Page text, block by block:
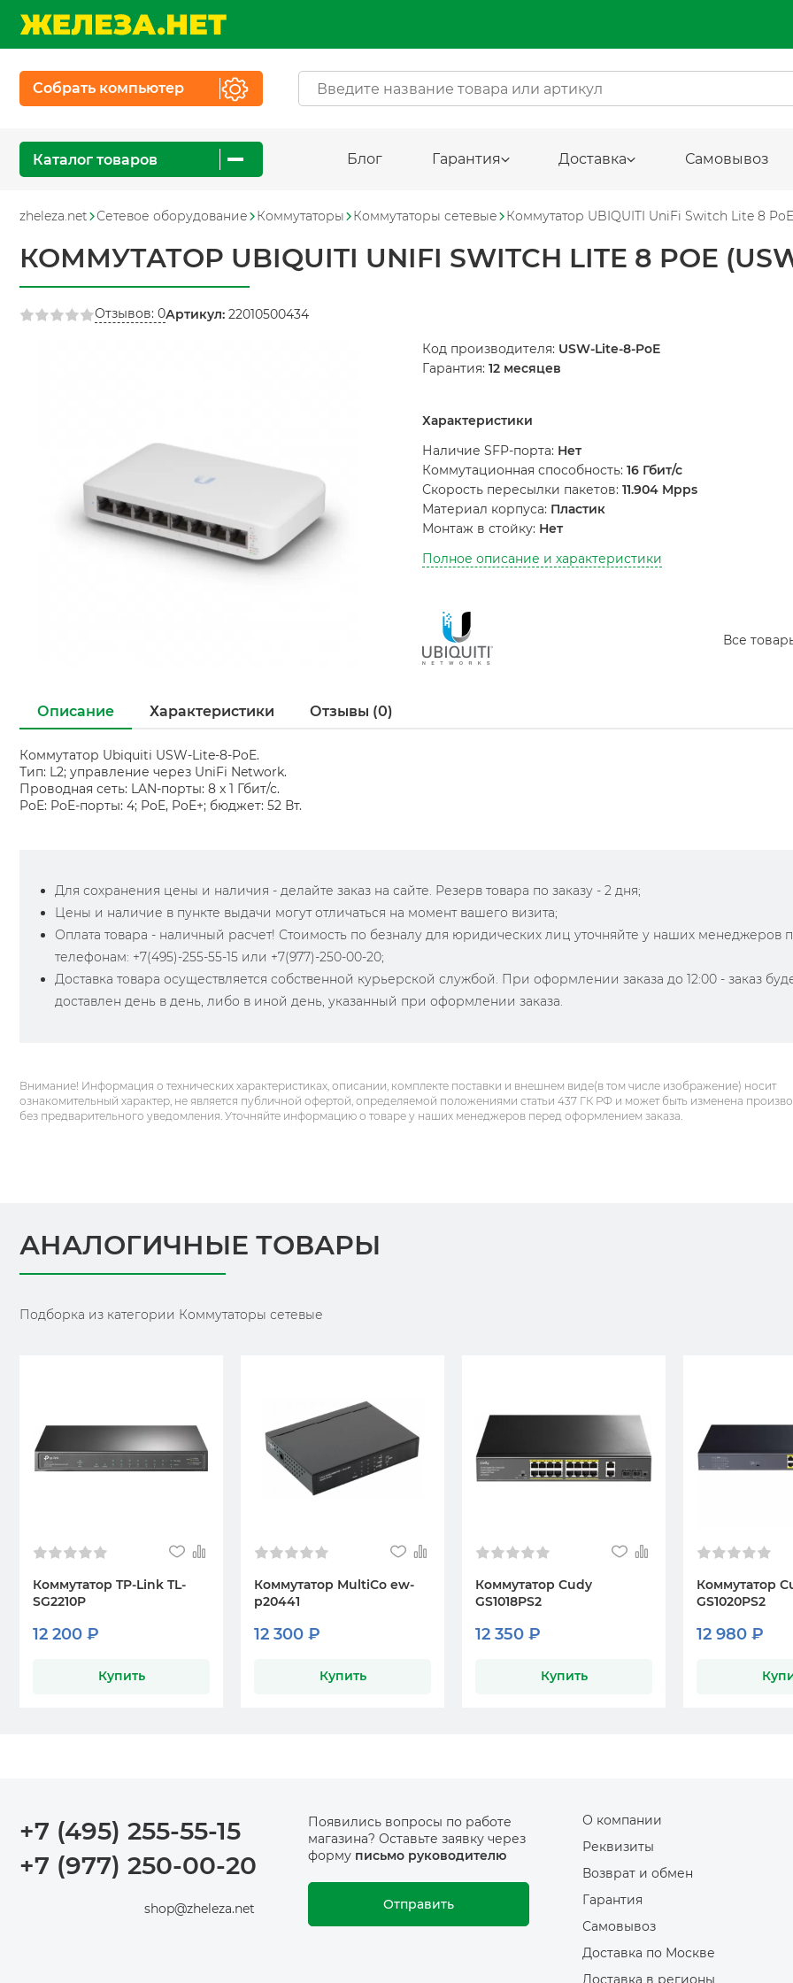
Собрать компьютер
Каталог товаров Блог Гарантия Доставка Самовывоз
zheleza.net Сетевое оборудование Коммутаторы Коммутаторы сетевые Коммутатор UBIQUITI UniFi Switch Lite 8
КОММУТАТОР UBIQUITI UNIFI SWITCH LITE 8 POE
Отзывов: 0Артикул: 22010500434
Код производителя: USW-Lite-8-PoE
Гарантия: 12 месяцев
Характеристики
Наличие SFP-порта: Нет
Коммутационная способность: 16 Гбит/с
Скорость пересылки пакетов: 11.904 Mpps
Материал корпуса: Пластик
Монтаж в стойку: Нет
Полное описание и характеристики
Все
Описание Характеристики Отзывы (0)
Коммутатор Ubiquiti USW-Lite-8-PoE.
Тип: L2; управление через UniFi Network.
Проводная сеть: LAN-порты: 8 x 1 Гбит/с.
PoE: PoE-порты: 4; PoE, PoE+; бюджет: 52 Вт.
Для сохранения цены и наличия - делайте заказ на сайте. Резерв товара по заказу - 2 дня;
Цены и наличие в пункте выдачи могут отличаться на момент вашего визита;
Оплата товара - наличный расчет! Стоимость по безналу для юридических лиц уточняйте у наших менеджеров
телефонам: +7(495)-255-55-15 или +7(977)-250-00-20;
Доставка товара осуществляется собственной курьерской службой. При оформлении заказа до 12:00 - заказ
доставлен день в день, либо в иной день, указанный при оформлении заказа.
Внимание! Информация о технических характеристиках, описании, комплекте поставки и внешнем виде(в том числе изображение) носит
ознакомительный характер, не является публичной офертой, определяемой положениями статьи 437 ГК РФ и может быть изменена
без предварительного уведомления. Уточняйте информацию о товаре у наших менеджеров перед оформлением заказа.
АНАЛОГИЧНЫЕ ТОВАРЫ
Подборка из категории Коммутаторы сетевые
Коммутатор TP-Link TL-
SG2210P
12 200 ₽
Купить
Коммутатор MultiCo ew-
p20441
12 300 ₽
Купить
Коммутатор Cudy
GS1018PS2
12 350 ₽
Купить
Коммутатор
GS1020PS2
12 980 ₽
+7 (495) 255-55-15
+7 (977) 250-00-20
shop@zheleza.net
Появились вопросы по работе
магазина? Оставьте заявку через
форму письмо руководителю
Отправить
О компании
Реквизиты
Возврат и обмен
Гарантия
Самовывоз
Доставка по Москве
Доставка в регионы